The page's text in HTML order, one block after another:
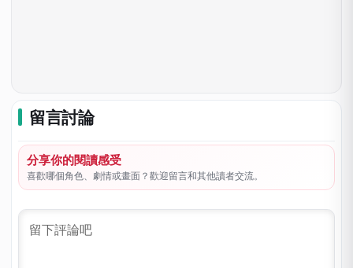
留言討論
分享你的閱讀感受
喜歡哪個角色、劇情或畫面？歡迎留言和其他讀者交流。